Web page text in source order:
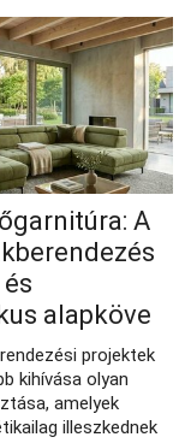
A
alapköve
projektek
kihívása olyan
amelyek
illeszkednek